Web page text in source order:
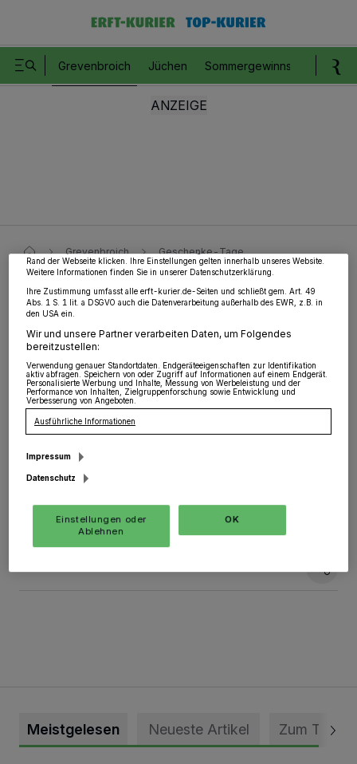
Grevenbroich Jüchen Sommergewinnspiel
Grevenbroich Geschenke-Tage
Anzeige:
Geschenke-Tage
Das Reformhaus Heift an der Breite Straße in der
Grevenbroicher City lädt an den Samstagen vor
Weihnachten zu den „Geschenke-Tagen“ ein: Ab dem
Kauf von drei Kosmetik-Artikeln gibt es 20 Prozent
Rabatt (bitte die genauen Bedingungen im
Magazin „Grevenbroich - Unsere Heimat“ beachten).
07.12.2021 , 15:01 Uhr Eine Minute Lesezeit
Meistgelesen Neueste Artikel Zum Thema
widerrufen, indem Sie auf den Link Einstellungen oder Ablehnen am unteren
Rand der Webseite klicken. Ihre Einstellungen gelten innerhalb unseres Website.
Weitere Informationen finden Sie in unserer Datenschutzerklärung.
Ihre Zustimmung umfasst alle erft-kurier.de-Seiten und schließt gem. Art. 49
Abs. 1 S. 1 lit. a DSGVO auch die Datenverarbeitung außerhalb des EWR, z.B. in
den USA ein.
Wir und unsere Partner verarbeiten Daten, um Folgendes
bereitzustellen:
Verwendung genauer Standortdaten. Endgeräteeigenschaften zur Identifikation
aktiv abfragen. Speichern von oder Zugriff auf Informationen auf einem Endgerät.
Personalisierte Werbung und Inhalte, Messung von Werbeleistung und der
Performance von Inhalten, Zielgruppenforschung sowie Entwicklung und
Verbesserung von Angeboten.
Ausführliche Informationen
Impressum
Datenschutz
Einstellungen oder
Ablehnen
OK